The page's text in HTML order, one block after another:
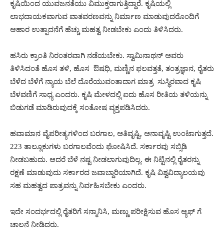
ಕೃಷಿಯಿಂದ ಯುವಜನತೆಯು ವಿಮುಕ್ತರಾಗುತ್ತಿದ್ದಾರೆ. ಕೃಷಿಯಲ್ಲಿ
ಲಾಭದಾಯಕವಾಗುವ ವಾತವರಣವನ್ನು ನಿರ್ಮಾಣ ಮಾಡುವುದರೊಂದಿಗೆ
ಆಹಾರ ಉತ್ಪಾದನೆಗೆ ಹೆಚ್ಚು ಮಹತ್ವ ನೀಡಬೇಕು ಎಂದು ತಿಳಿಸಿದರು.
ಹಸಿರು ಕ್ರಾಂತಿ ನಿರಂತರವಾಗಿ ನಡೆಯಬೇಕು. ಸ್ವಾಮಿನಾಥನ್ ಅವರು
ತಿಳಿಸಿದಂತೆ ಹೊಸ ತಳಿ, ಹೊಸ ಔಷಧಿ, ಮಣ್ಣಿನ ಫಲವತ್ತತೆ, ತಂತ್ರಜ್ಞಾನ, ರೈತರು
ಬೆಳೆದ ಬೆಳೆಗೆ ನ್ಯಾಯ ಬೆಲೆ ದೊರೆಯುವಂತಾದಾಗ ಮಾತ್ರ ಸುಸ್ಥಿರವಾದ ಕೃಷಿ
ಬೆಳವಣಿಗೆ ಸಾಧ್ಯ ಎಂದರು. ಕೃಷಿ ಮೇಳದಲ್ಲಿ ಐದು ಹೊಸ ರೀತಿಯ ತಳಿಯನ್ನು
ಬಿಡುಗಡೆ ಮಾಡಿರುವುದಕ್ಕೆ ಸಂತೋಷ ವ್ಯಕ್ತಪಡಿಸಿದರು.
ಹವಾಮಾನ ವೈಪರೀತ್ಯಗಳಿಂದ ಬರಗಾಲ, ಅತಿವೃಷ್ಟಿ, ಅನಾವೃಷ್ಟಿ ಉಂಟಾಗುತ್ತದೆ.
223 ತಾಲ್ಲೂಕುಗಳು ಬರಗಾಲವೆಂದು ಘೋಷಿಸಿದೆ. ಸರ್ಕಾರವು ಸಬ್ಸಿಡಿ
ನೀಡಬಹುದು. ಆದರೆ ಬೆಳೆ ನಷ್ಟ ನೀಡಲಾಗುವುದಿಲ್ಲ. ಈ ನಿಟ್ಟಿನಲ್ಲಿ ರೈತರನ್ನು
ರಕ್ಷಣೆ ಮಾಡುವುದು ಸರ್ಕಾರದ ಜವಾಬ್ದಾರಿಯಾಗಿದೆ. ಕೃಷಿ ವಿಶ್ವವಿದ್ಯಾಲಯವು
ಸಹ ಮಹತ್ವದ ಪಾತ್ರವನ್ನು ನಿರ್ವಹಿಸಬೇಕು ಎಂದರು.
ಇದೇ ಸಂದರ್ಭದಲ್ಲಿ ರೈತರಿಗೆ ಸನ್ಮಾನಿಸಿ, ಮಣ್ಣು ಪರೀಕ್ಷಿಸುವ ಹೊಸ ಆ್ಯಫ್ ಗೆ
ಚಾಲನೆ ನೀಡಿದರು.